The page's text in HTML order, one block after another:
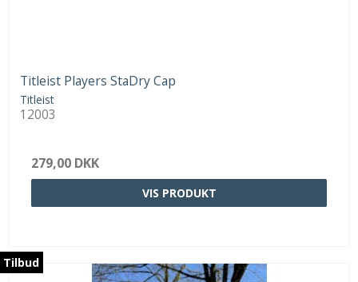
Titleist Players StaDry Cap
Titleist
12003
279,00 DKK
VIS PRODUKT
Tilbud